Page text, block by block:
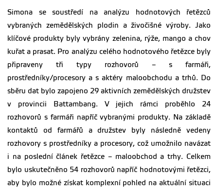
Simona se soustředí na analýzu hodnotových řetězců
vybraných zemědělských plodin a živočišné výroby. Jako
klíčové produkty byly vybrány zelenina, rýže, mango a chov
kuřat a prasat. Pro analýzu celého hodnotového řetězce byly
připraveny tři typy rozhovorů – s farmáři,
prostředníky/procesory a s aktéry maloobchodu a trhů. Do
sběru dat bylo zapojeno 29 aktivních zemědělských družstev
v provincii Battambang. V jejich rámci proběhlo 24
rozhovorů s farmáři napříč vybranými produkty. Na základě
kontaktů od farmářů a družstev byly následně vedeny
rozhovory s prostředníky a procesory, což umožnilo navázat
i na poslední článek řetězce – maloobchod a trhy. Celkem
bylo uskutečněno 54 rozhovorů napříč hodnotovými řetězci,
aby bylo možné získat komplexní pohled na aktuální situaci